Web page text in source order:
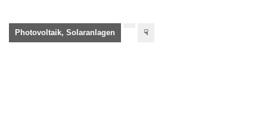
Photovoltaik, Solaranlagen ☟